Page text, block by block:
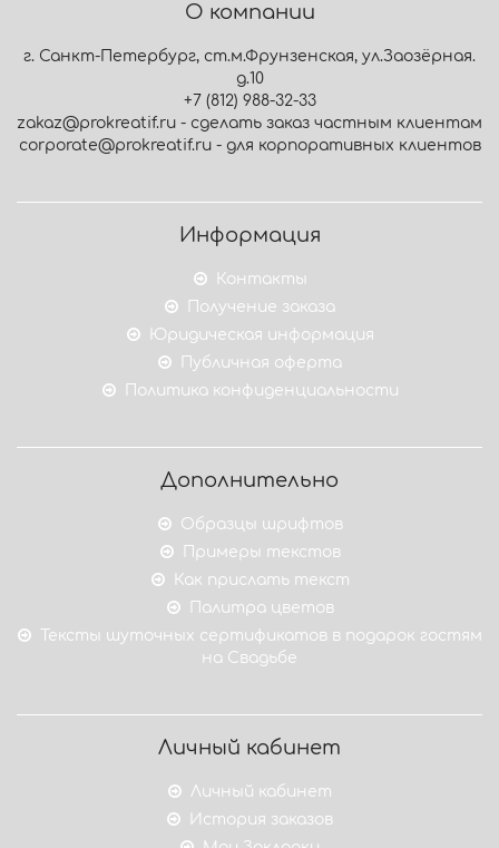
О компании
г. Санкт-Петербург, ст.м.Фрунзенская, ул.Заозёрная.
д.10
+7 (812) 988-32-33
zakaz@prokreatif.ru - сделать заказ частным клиентам
corporate@prokreatif.ru - для корпоративных клиентов
Информация
Контакты
Получение заказа
Юридическая информация
Публичная оферта
Политика конфиденциальности
Дополнительно
Образцы шрифтов
Примеры текстов
Как прислать текст
Палитра цветов
Тексты шуточных сертификатов в подарок гостям
на Свадьбе
Личный кабинет
Личный кабинет
История заказов